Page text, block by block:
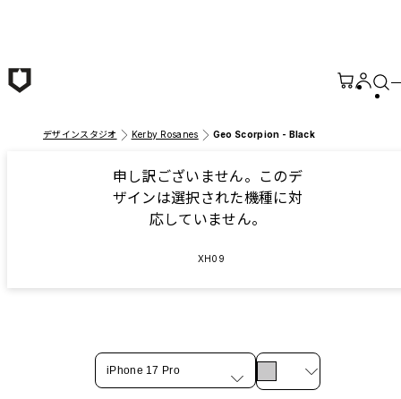
デザインスタジオ Kerby Rosanes Geo Scorpion - Black
申し訳ございません。このデ
ザインは選択された機種に対
応していません。
XH09
iPhone 17 Pro